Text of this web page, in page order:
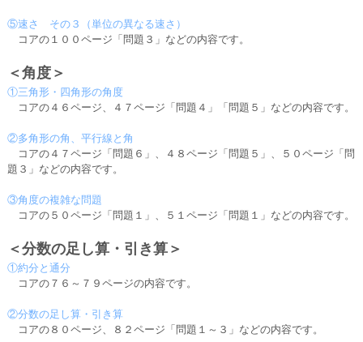
⑤速さ その３（単位の異なる速さ）
コアの１００ページ「問題３」などの内容です。
＜角度＞
①三角形・四角形の角度
コアの４６ページ、４７ページ「問題４」「問題５」などの内容です。
②多角形の角、平行線と角
コアの４７ページ「問題６」、４８ページ「問題５」、５０ページ「問
題３」などの内容です。
③角度の複雑な問題
コアの５０ページ「問題１」、５１ページ「問題１」などの内容です。
＜分数の足し算・引き算＞
①約分と通分
コアの７６～７９ページの内容です。
②分数の足し算・引き算
コアの８０ページ、８２ページ「問題１～３」などの内容です。